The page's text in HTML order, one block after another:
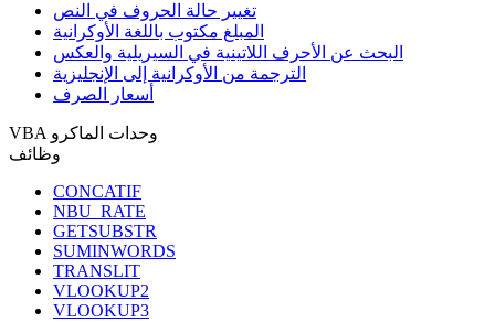
تغيير حالة الحروف في النص
المبلغ مكتوب باللغة الأوكرانية
البحث عن الأحرف اللاتينية في السيريلية والعكس
الترجمة من الأوكرانية إلى الإنجليزية
أسعار الصرف
VBA وحدات الماكرو
وظائف
CONCATIF
NBU_RATE
GETSUBSTR
SUMINWORDS
TRANSLIT
VLOOKUP2
VLOOKUP3